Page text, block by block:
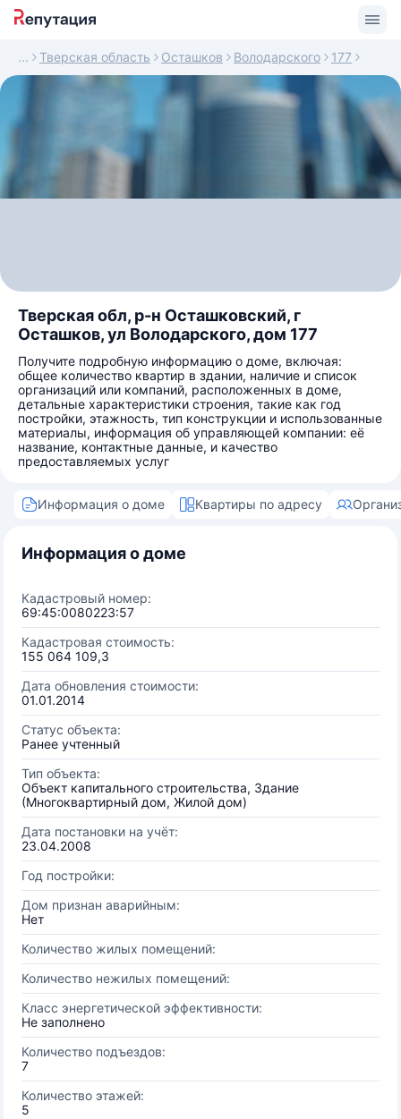
Тверская область Осташков Володарского 177
Тверская обл, р-н Осташковский, г
Осташков, ул Володарского, дом 177
Получите подробную информацию о доме, включая:
общее количество квартир в здании, наличие и список
организаций или компаний, расположенных в доме,
детальные характеристики строения, такие как год
постройки, этажность, тип конструкции и использованные
материалы, информация об управляющей компании: её
название, контактные данные, и качество
предоставляемых услуг
Информация о доме Квартиры по адресу
Информация о доме
Кадастровый номер:
69:45:0080223:57
Кадастровая стоимость:
155 064 109,3
Дата обновления стоимости:
01.01.2014
Статус объекта:
Ранее учтенный
Тип объекта:
Объект капитального строительства, Здание
(Многоквартирный дом, Жилой дом)
Дата постановки на учёт:
23.04.2008
Год постройки:
Дом признан аварийным:
Нет
Количество жилых помещений:
Количество нежилых помещений:
Класс энергетической эффективности:
Не заполнено
Количество подъездов:
7
Количество этажей:
5